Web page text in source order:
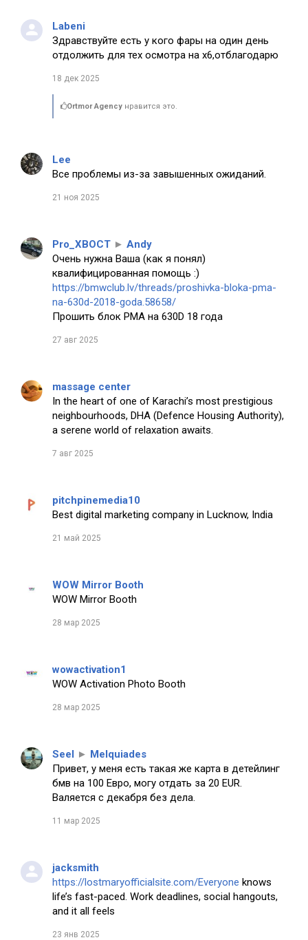
Labeni
Здравствуйте есть у кого фары на один день
отдолжить для тех осмотра на х6,отблагодарю
18 дек 2025
Ortmor Agency нравится это.
Lee
Все проблемы из-за завышенных ожиданий.
21 ноя 2025
Pro_XBOCT ► Andy
Очень нужна Ваша (как я понял)
квалифицированная помощь :)
https://bmwclub.lv/threads/proshivka-bloka-pma-
na-630d-2018-goda.58658/
Прошить блок PMA на 630D 18 года
27 авг 2025
massage center
In the heart of one of Karachi’s most prestigious
neighbourhoods, DHA (Defence Housing Authority),
a serene world of relaxation awaits.
7 авг 2025
pitchpinemedia10
Best digital marketing company in Lucknow, India
21 май 2025
WOW Mirror Booth
WOW Mirror Booth
28 мар 2025
wowactivation1
WOW Activation Photo Booth
28 мар 2025
Seel ► Melquiades
Привет, у меня есть такая же карта в детейлинг
бмв на 100 Евро, могу отдать за 20 EUR.
Валяется с декабря без дела.
11 мар 2025
jacksmith
https://lostmaryofficialsite.com/Everyone knows
life’s fast-paced. Work deadlines, social hangouts,
and it all feels
23 янв 2025